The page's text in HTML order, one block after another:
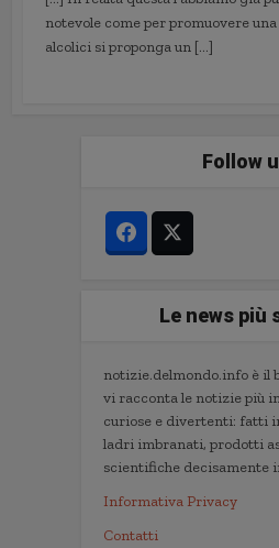
notevole come per promuovere
alcolici si proponga un […]
Follow
Le news più
notizie.delmondo.info è il
vi racconta le notizie più
curiose e divertenti: fatti
ladri imbranati, prodotti
scientifiche decisamente
Informativa Privacy
Contatti